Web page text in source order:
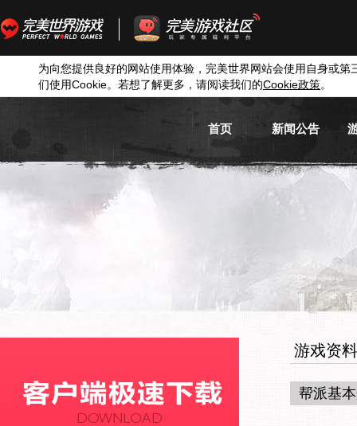
为向您提供良好的网站使用体验，完美世界网站会使用自身或第
们使用Cookie。若想了解更多，请阅读我们的Cookie政策。
首页 新闻公告
游戏新闻
活动信息
游戏资料
帮派基